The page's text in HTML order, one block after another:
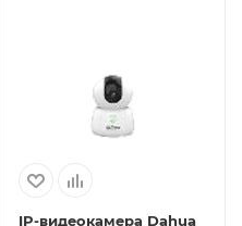
IP-видеокамера Dahua